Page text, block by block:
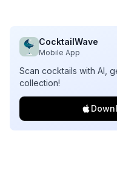
CocktailWave
Mobile App
Scan cocktails with AI,
collection!